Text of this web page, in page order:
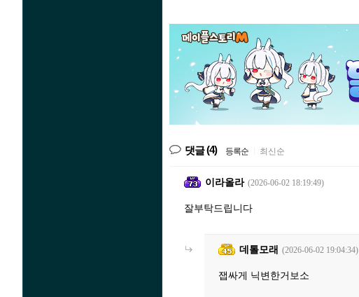
댓글(4) 등록순 최신순
이라올라 (2026-06-02 18:19:49)
잘부탁드립니다
데톨모래 (2026-06-02 19:04:34)
잽싸게 닉변한거보소